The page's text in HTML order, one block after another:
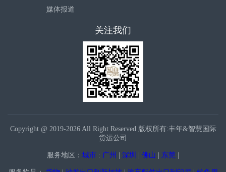
媒体报道
关注我们
Copyright @ 2019-2026 All Right Reserved 版权所有:丰年&智慧国际
货运公司
服务地区： 城市 : 广州 深圳 佛山 东莞